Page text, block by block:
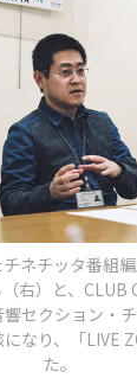
ネチッタ番組
右）と、CLUB
セクション・
になり、「LIVE
た。